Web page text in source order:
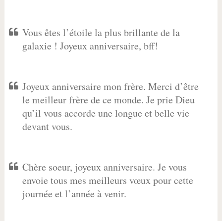
Vous êtes l’étoile la plus brillante de la
galaxie ! Joyeux anniversaire, bff!
Joyeux anniversaire mon frère. Merci d’être
le meilleur frère de ce monde. Je prie Dieu
qu’il vous accorde une longue et belle vie
devant vous.
Chère soeur, joyeux anniversaire. Je vous
envoie tous mes meilleurs vœux pour cette
journée et l’année à venir.